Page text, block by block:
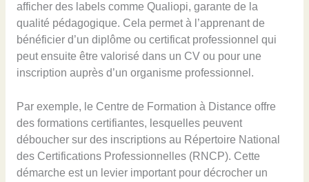
afficher des labels comme Qualiopi, garante de la
qualité pédagogique. Cela permet à l’apprenant de
bénéficier d’un diplôme ou certificat professionnel qui
peut ensuite être valorisé dans un CV ou pour une
inscription auprès d’un organisme professionnel.
Par exemple, le Centre de Formation à Distance offre
des formations certifiantes, lesquelles peuvent
déboucher sur des inscriptions au Répertoire National
des Certifications Professionnelles (RNCP). Cette
démarche est un levier important pour décrocher un